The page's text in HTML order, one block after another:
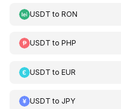
USDT to RON
USDT to PHP
USDT to EUR
USDT to JPY